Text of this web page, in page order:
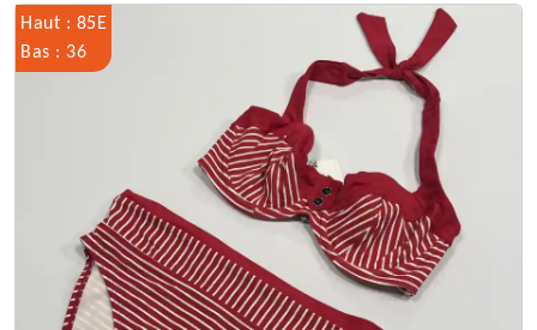
Haut : 85E
Bas : 36